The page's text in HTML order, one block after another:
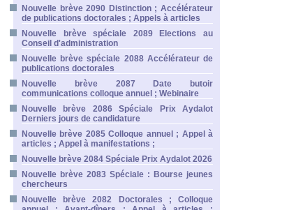
Nouvelle brève 2090 Distinction ; Accélérateur
de publications doctorales ; Appels à articles
Nouvelle brève spéciale 2089 Elections au
Conseil d'administration
Nouvelle brève spéciale 2088 Accélérateur de
publications doctorales
Nouvelle brève 2087 Date butoir
communications colloque annuel ; Webinaire
Nouvelle brève 2086 Spéciale Prix Aydalot
Derniers jours de candidature
Nouvelle brève 2085 Colloque annuel ; Appel à
articles ; Appel à manifestations ;
Nouvelle brève 2084 Spéciale Prix Aydalot 2026
Nouvelle brève 2083 Spéciale : Bourse jeunes
chercheurs
Nouvelle brève 2082 Doctorales ; Colloque